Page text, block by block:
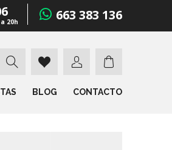
20h 663 383 136
BLOG CONTACTO